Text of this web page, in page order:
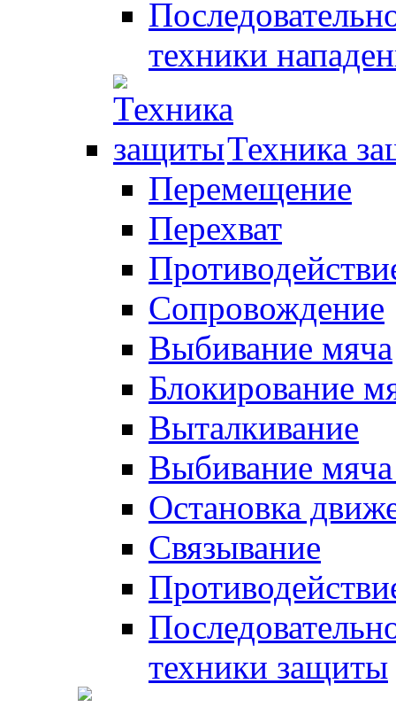
техники
Техника
Перемещение
Перехват
Сопровождение
Выбивание мяча
Блокирование
Выталкивание
Выбивание
Остановка
Связывание
техники защиты